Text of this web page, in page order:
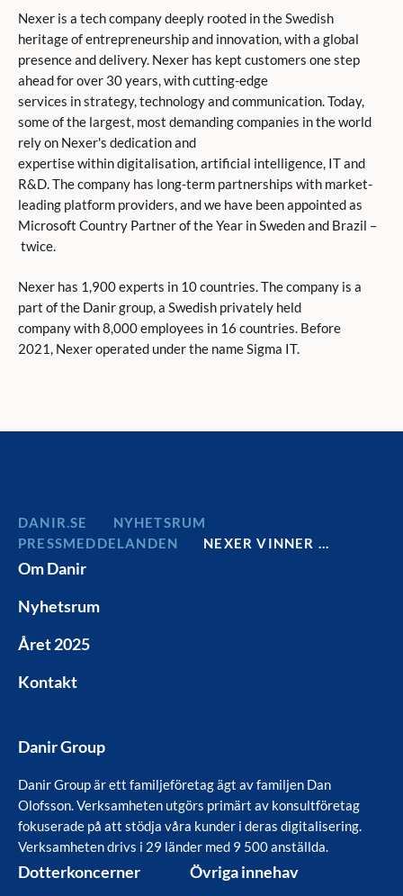
Nexer is a tech company deeply rooted in the Swedish
heritage of entrepreneurship and innovation, with a global
presence and delivery. Nexer has kept customers one step
ahead for over 30 years, with cutting-edge
services in strategy, technology and communication. Today,
some of the largest, most demanding companies in the world
rely on Nexer's dedication and
expertise within digitalisation, artificial intelligence, IT and
R&D. The company has long-term partnerships with market-
leading platform providers, and we have been appointed as
Microsoft Country Partner of the Year in Sweden and Brazil –
twice.
Nexer has 1,900 experts in 10 countries. The company is a
part of the Danir group, a Swedish privately held
company with 8,000 employees in 16 countries. Before
2021, Nexer operated under the name Sigma IT.
DANIR
NYHETSRUM
PRESSMEDDELANDEN
NEXER VINNER …
Om Danir
Nyhetsrum
Året 2025
Kontakt
Danir Group
Danir Group är ett familjeföretag ägt av familjen Dan
Olofsson. Verksamheten utgörs primärt av konsultföretag
fokuserade på att stödja våra kunder i deras digitalisering.
Verksamheten drivs i 29 länder med 9 500 anställda.
Dotterkoncerner Övriga innehav